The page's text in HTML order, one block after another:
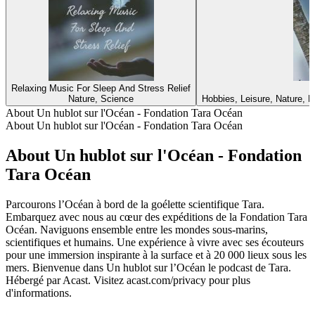
Relaxing Music For Sleep And Stress Relief
Nature, Science
Hobbies, Leisure, Nature,
About Un hublot sur l'Océan - Fondation Tara Océan
About Un hublot sur l'Océan - Fondation Tara Océan
About Un hublot sur l'Océan - Fondation
Tara Océan
Parcourons l’Océan à bord de la goélette scientifique Tara.
Embarquez avec nous au cœur des expéditions de la Fondation Tara
Océan. Naviguons ensemble entre les mondes sous-marins,
scientifiques et humains. Une expérience à vivre avec ses écouteurs
pour une immersion inspirante à la surface et à 20 000 lieux sous les
mers. Bienvenue dans Un hublot sur l’Océan le podcast de Tara.
Hébergé par Acast. Visitez acast.com/privacy pour plus
d'informations.